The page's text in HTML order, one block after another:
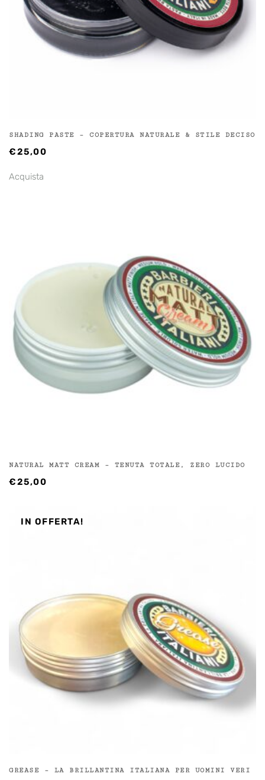
SHADING PASTE – COPERTURA NATURALE & STILE DECISO
€25,00
Acquista
NATURAL MATT CREAM – TENUTA TOTALE, ZERO LUCIDO
€25,00
IN OFFERTA!
GREASE – LA BRILLANTINA ITALIANA PER UOMINI VERI